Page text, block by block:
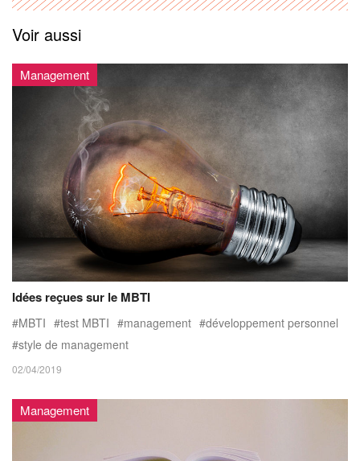
Voir aussi
Management
Idées reçues sur le MBTI
MBTI test MBTI management
développement personnel
style de management
02/04/2019
Management